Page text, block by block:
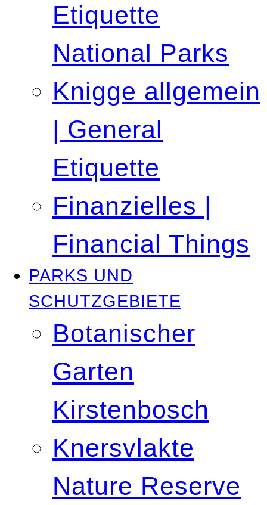
Etiquette
National Parks
Knigge allgemein
| General
Etiquette
Finanzielles |
Financial Things
PARKS UND
SCHUTZGEBIETE
Botanischer
Garten
Kirstenbosch
Knersvlakte
Nature Reserve